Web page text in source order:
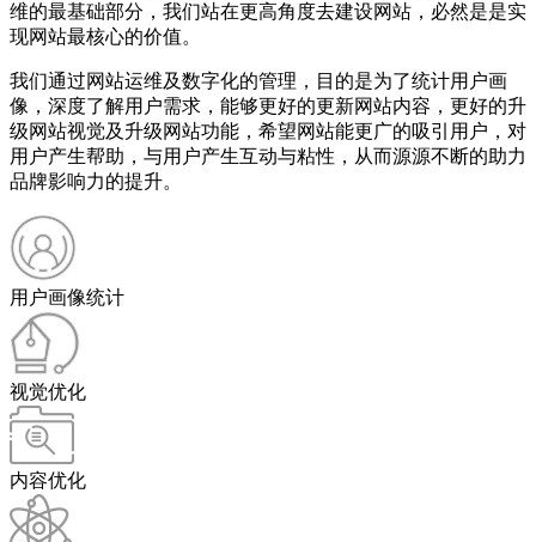
维的最基础部分，我们站在更高角度去建设网站，必然是是实
现网站最核心的价值。
我们通过网站运维及数字化的管理，目的是为了统计用户画
像，深度了解用户需求，能够更好的更新网站内容，更好的升
级网站视觉及升级网站功能，希望网站能更广的吸引用户，对
用户产生帮助，与用户产生互动与粘性，从而源源不断的助力
品牌影响力的提升。
用户画像统计
视觉优化
内容优化